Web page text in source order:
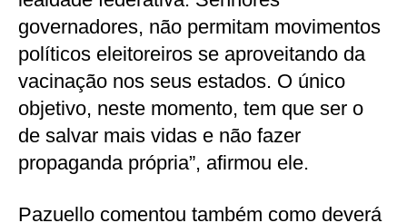
governadores, não permitam movimentos
políticos eleitoreiros se aproveitando da
vacinação nos seus estados. O único
objetivo, neste momento, tem que ser o
de salvar mais vidas e não fazer
propaganda própria”, afirmou ele.
Pazuello comentou também como deverá